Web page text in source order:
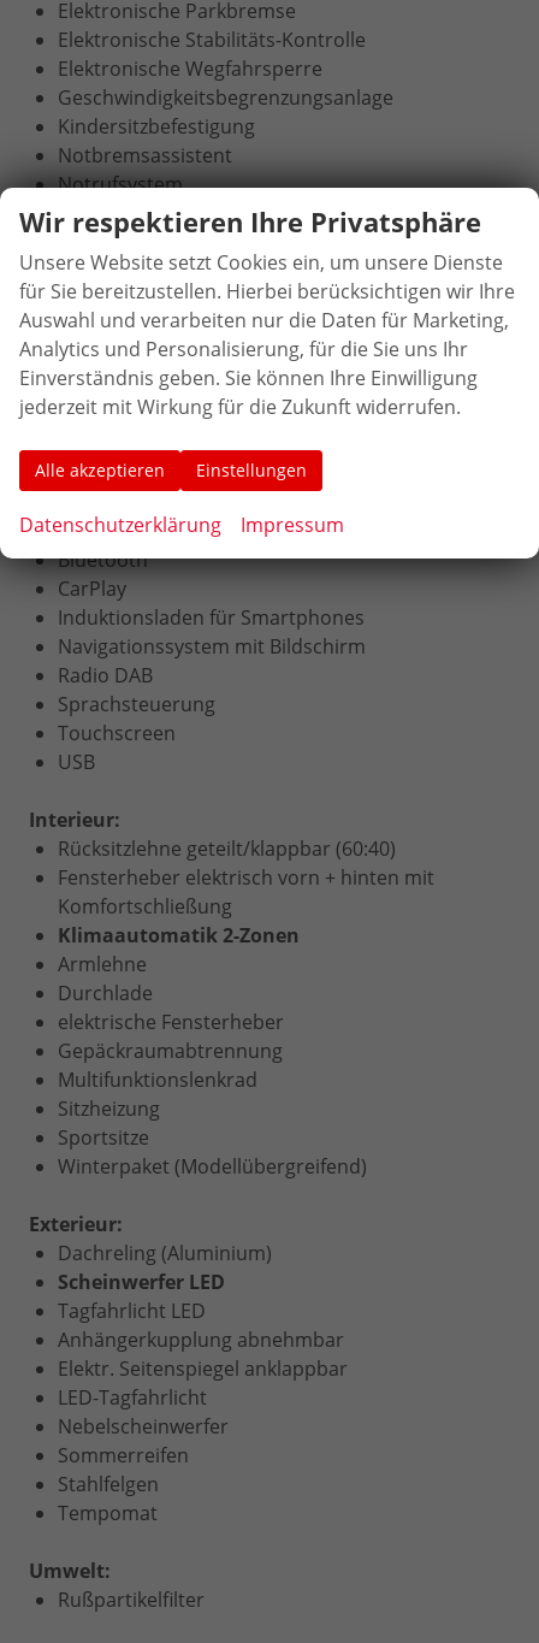
Elektronische Parkbremse
Elektronische Stabilitäts-Kontrolle
Elektronische Wegfahrsperre
Geschwindigkeitsbegrenzungsanlage
Kindersitzbefestigung
Notbremsassistent
Notrufsystem
Regensensor
Reifendruckkontrollsystem
Rückfahrkamera
Servolenkung
Spurhalteassistent
Totwinkel-Assistent
Verkehrszeichenerkennung
Multimedia:
Fahrassistenz-System: Sicherheitssystem SYNC
Android Auto
Bluetooth
CarPlay
Induktionsladen für Smartphones
Navigationssystem mit Bildschirm
Radio DAB
Sprachsteuerung
Touchscreen
USB
Interieur:
Rücksitzlehne geteilt/klappbar (60:40)
Fensterheber elektrisch vorn + hinten mit
Komfortschließung
Klimaautomatik 2-Zonen
Armlehne
Durchlade
elektrische Fensterheber
Gepäckraumabtrennung
Multifunktionslenkrad
Sitzheizung
Sportsitze
Winterpaket (Modellübergreifend)
Exterieur:
Dachreling (Aluminium)
Scheinwerfer LED
Tagfahrlicht LED
Anhängerkupplung abnehmbar
Elektr. Seitenspiegel anklappbar
LED-Tagfahrlicht
Nebelscheinwerfer
Sommerreifen
Stahlfelgen
Tempomat
Umwelt:
Rußpartikelfilter
Wir respektieren Ihre Privatsphäre
Unsere Website setzt Cookies ein, um unsere Dienste
für Sie bereitzustellen. Hierbei berücksichtigen wir Ihre
Auswahl und verarbeiten nur die Daten für Marketing,
Analytics und Personalisierung, für die Sie uns Ihr
Einverständnis geben. Sie können Ihre Einwilligung
jederzeit mit Wirkung für die Zukunft widerrufen.
Alle akzeptieren Einstellungen
Datenschutzerklärung Impressum